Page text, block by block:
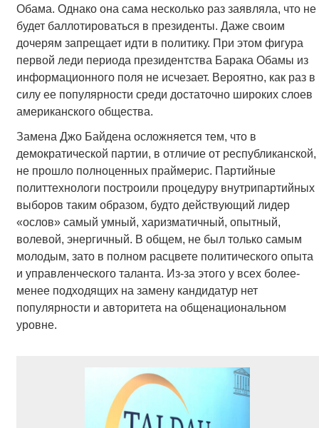
Обама. Однако она сама несколько раз заявляла, что не
будет баллотироваться в президенты. Даже своим
дочерям запрещает идти в политику. При этом фигура
первой леди периода президентства Барака Обамы из
информационного поля не исчезает. Вероятно, как раз в
силу ее популярности среди достаточно широких слоев
американского общества.
Замена Джо Байдена осложняется тем, что в
демократической партии, в отличие от республиканской,
не прошло полноценных праймерис. Партийные
политтехнологи построили процедуру внутрипартийных
выборов таким образом, будто действующий лидер
«ослов» самый умный, харизматичный, опытный,
волевой, энергичный. В общем, не был только самым
молодым, зато в полном расцвете политического опыта
и управленческого таланта. Из-за этого у всех более-
менее подходящих на замену кандидатур нет
популярности и авторитета на общенациональном
уровне.